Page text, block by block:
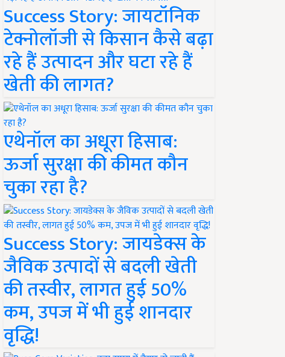
Success Story: जायटॉनिक
टेक्नोलॉजी से किसान कैसे बढ़ा
रहे हैं उत्पादन और घटा रहे हैं
खेती की लागत?
एथेनॉल का अधूरा हिसाब:
ऊर्जा सुरक्षा की कीमत कौन
चुका रहा है?
Success Story: जायडेक्स के
जैविक उत्पादों से बदली खेती
की तस्वीर, लागत हुई 50%
कम, उपज में भी हुई शानदार
वृद्धि!